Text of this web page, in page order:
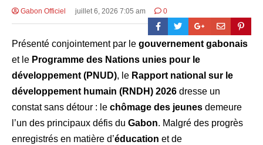
Gabon Officiel juillet 6, 2026 7:05 am 0
Présenté conjointement par le gouvernement gabonais
et le Programme des Nations unies pour le
développement (PNUD), le Rapport national sur le
développement humain (RNDH) 2026 dresse un
constat sans détour : le chômage des jeunes demeure
l’un des principaux défis du Gabon. Malgré des progrès
enregistrés en matière d’éducation et de